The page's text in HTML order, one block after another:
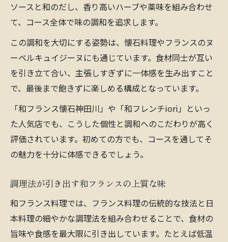
ソースと和のだし、香り高いハーブや薬味を組み合わせ
て、コース全体で味の調和を追求します。
この調和を大切にする姿勢は、懐石料理やフランスのヌ
ーベルキュイジーヌにも通じています。食材同士が互い
を引き立て合い、主張しすぎずに一体感を生み出すこと
で、最後まで飽きずに楽しめる構成となっています。
「和フランス懐石神田川」や「和フレンチiori」といっ
た人気店でも、こうした個性と調和へのこだわりが高く
評価されています。初めての方でも、コースを通してそ
の魅力を十分に体感できるでしょう。
調理法が引き出す和フランスの上質な味
和フランス料理では、フランス料理の伝統的な技法と日
本料理の細やかな調理法を組み合わせることで、食材の
旨味や食感を最大限に引き出しています。たとえば低温